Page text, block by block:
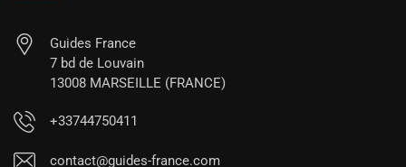
Guides France
7 bd de Louvain
13008 MARSEILLE (FRANCE)
+33744750411
contact@guides-france.com